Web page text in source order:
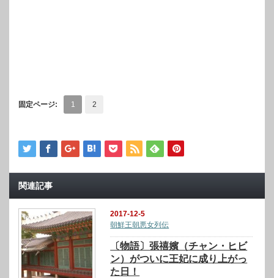
固定ページ: 1 2
関連記事
2017-12-5
朝鮮王朝悪女列伝
〔物語〕張禧嬪（チャン・ヒビ
ン）がついに王妃に成り上がっ
た日！